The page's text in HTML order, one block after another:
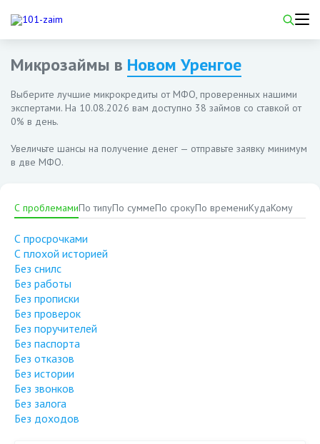
Микрозаймы в Новом Уренгое
Выберите лучшие микрокредиты от МФО, проверенных нашими
экспертами. На 10.08.2026 вам доступно 38 займов со ставкой от
0% в день.
Увеличьте шансы на получение денег — отправьте заявку минимум
в две МФО.
С проблемамиПо типуПо суммеПо срокуПо времениКудаКому
С просрочками
С плохой историей
Без снилс
Без работы
Без прописки
Без проверок
Без поручителей
Без паспорта
Без отказов
Без истории
Без звонков
Без залога
Без доходов